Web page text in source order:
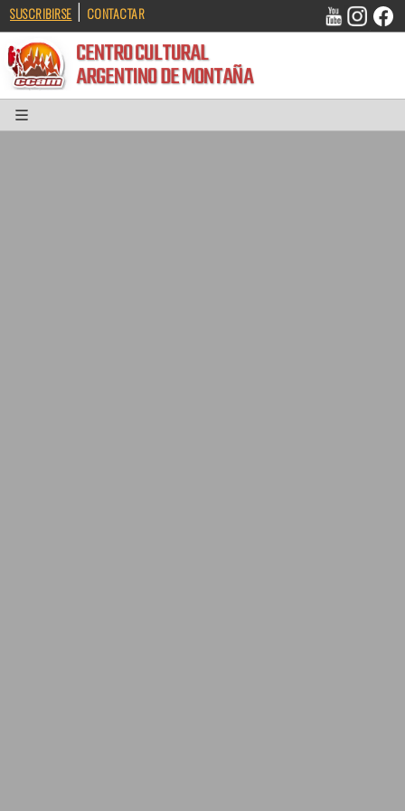
SUSCRIBIRSE | CONTACTAR
CENTRO CULTURAL
ARGENTINO DE MONTAÑA